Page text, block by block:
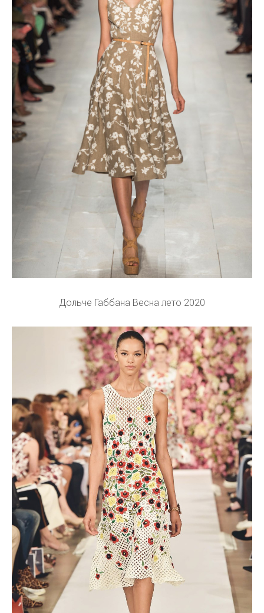
Дольче Габбана Весна лето 2020